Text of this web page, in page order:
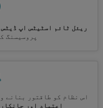
ریئل ٹائم اسٹیٹس اپ
پروسیسنگ
اس نظام کو طاقتور بنانے
اعتماد اور